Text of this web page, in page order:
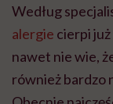
Według
alergie cierpi już
nawet nie wie,
również bardzo